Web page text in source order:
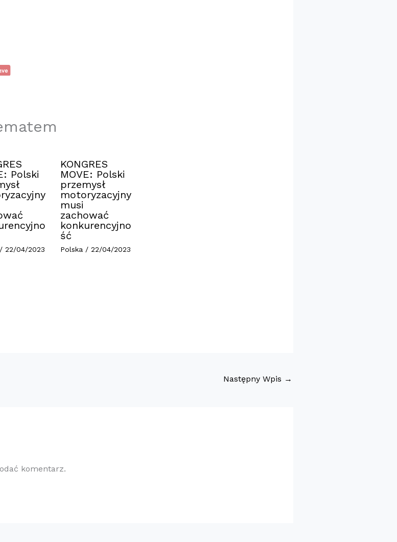
Polski
/22/04/2023
KONGRES
MOVE: Polski
przemysł
motoryzacyjny
musi
zachować
konkurencyjno
ść
Polska / 22/04/2023
Następny Wpis →
komentarz.